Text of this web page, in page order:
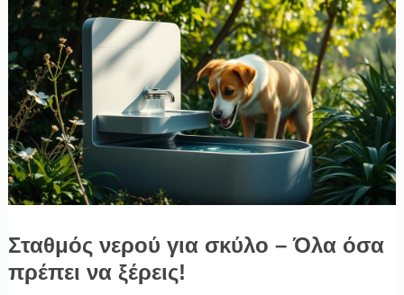
Σταθμός νερού για σκύλο – Όλα όσα
πρέπει να ξέρεις!